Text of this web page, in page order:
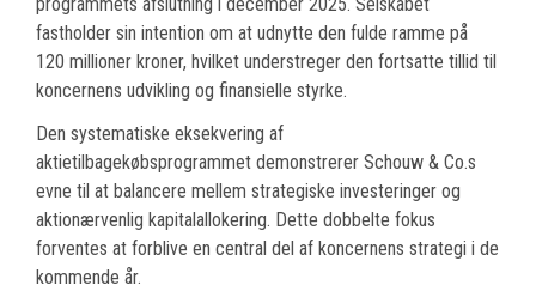
programmets afslutning i december 2025. Selskabet
fastholder sin intention om at udnytte den fulde ramme på
120 millioner kroner, hvilket understreger den fortsatte tillid til
koncernens udvikling og finansielle styrke.
Den systematiske eksekvering af
aktietilbagekøbsprogrammet demonstrerer Schouw & Co.s
evne til at balancere mellem strategiske investeringer og
aktionærvenlig kapitalallokering. Dette dobbelte fokus
forventes at forblive en central del af koncernens strategi i de
kommende år.